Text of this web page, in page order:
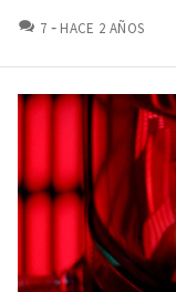
7 COMENTARIOS
HACE 2 AÑOS